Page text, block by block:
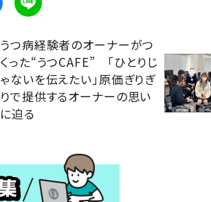
うつ病経験者のオーナーがつ
くった“うつCAFE” 「ひとりじ
ゃないを伝えたい」原価ぎりぎ
りで提供するオーナーの思い
に迫る